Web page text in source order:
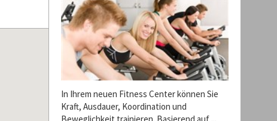
In Ihrem neuen Fitness Center können Sie
Kraft, Ausdauer, Koordination und